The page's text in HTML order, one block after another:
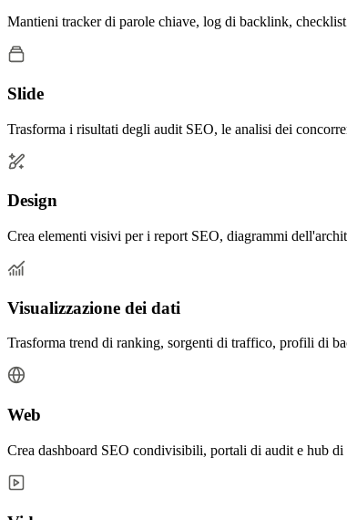
Mantieni tracker di parole chiave, log di backlink,
Slide
Trasforma i risultati degli audit SEO, le analisi dei
Design
Crea elementi visivi per i report SEO, diagrammi
Visualizzazione dei dati
Trasforma trend di ranking, sorgenti di traffico, profili di
Web
Crea dashboard SEO condivisibili, portali di audit e hub